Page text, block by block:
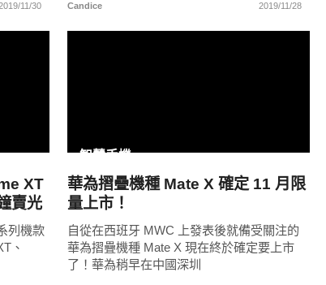
11/30 Candice 2019/11/28
XT
賣光
列機款
、
智慧手機
華為摺疊機種 Mate X 確定 11 月限
量上市！
自從在西班牙 MWC 上發表後就備受關注的
華為摺疊機種 Mate X 現在終於確定要上市
了！華為稍早在中國深圳